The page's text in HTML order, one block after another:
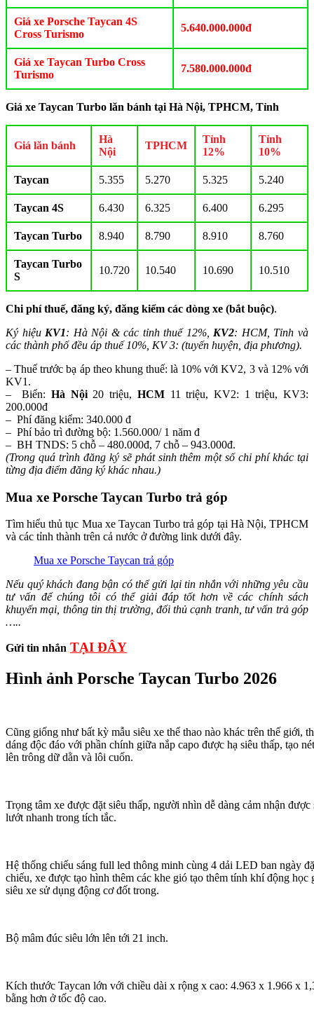
Giá xe Porsche Taycan 4S
Cross Turismo
5.640.000.000đ
Giá xe Taycan Turbo Cross
Turismo
7.580.000.000đ
Giá xe Taycan Turbo lăn bánh tại Hà Nội, TPHCM, Tỉnh
Giá lăn bánh
Hà
Nội
TPHCM
Tỉnh
12%
Tỉnh
10%
Taycan 5.355 5.270 5.325 5.240
Taycan 4S 6.430 6.325 6.400 6.295
Taycan Turbo 8.940 8.790 8.910 8.760
Taycan Turbo
S
10.720 10.540 10.690 10.510
Chi phí thuế, đăng ký, đăng kiểm các dòng xe (bắt buộc).
Ký hiệu KV1: Hà Nội & các tỉnh thuế 12%, KV2: HCM, Tỉnh và
các thành phố đều áp thuế 10%, KV 3: (tuyến huyện, địa phương).
– Thuế trước bạ áp theo khung thuế: là 10% với KV2, 3 và 12% với
KV1.
– Biển:Hà Nội20 triệu, HCM11 triệu, KV2: 1 triệu, KV3:
200.000đ
– Phí đăng kiểm: 340.000 đ
– Phí bảo trì đường bộ: 1.560.000/ 1 năm đ
– BH TNDS: 5 chỗ – 480.000đ, 7 chỗ – 943.000đ.
(Trong quá trình đăng ký sẽ phát sinh thêm một số chi phí khác tại
từng địa điểm đăng ký khác nhau.)
Mua xe Porsche Taycan Turbo trả góp
Tìm hiểu thủ tục Mua xe Taycan Turbo trả góp tại Hà Nội, TPHCM
và các tỉnh thành trên cả nước ở đường link dưới đây.
Mua xe Porsche Taycan trả góp
Nếu quý khách đang bận có thể gửi lại tin nhắn với những yêu cầu
tư vấn để chúng tôi có thể giải đáp tốt hơn về các chính sách
khuyến mại, thông tin thị trường, đối thủ cạnh tranh, tư vấn trả góp
…..
Gửi tin nhắn TẠI ĐÂY
Hình ảnh Porsche Taycan Turbo 2026
Cũng giống như bất kỳ mẫu siêu xe thể thao nào khác trên thế giới,
dáng độc đáo với phần chính giữa nắp capo được hạ siêu thấp, tạo
lên trông dữ dằn và lôi cuốn.
Trọng tâm xe được đặt siêu thấp, người nhìn dễ dàng cảm nhận được
lướt nhanh trong tích tắc.
Hệ thống chiếu sáng full led thông minh cùng 4 dải LED ban ngày
chiếu, xe được tạo hình thêm các khe gió tạo thêm tính khí động học
siêu xe sử dụng động cơ đốt trong.
Bộ mâm đúc siêu lớn lên tới 21 inch.
Kích thước Taycan lớn với chiều dài x rộng x cao: 4.963 x 1.966 x
bằng hơn ở tốc độ cao.